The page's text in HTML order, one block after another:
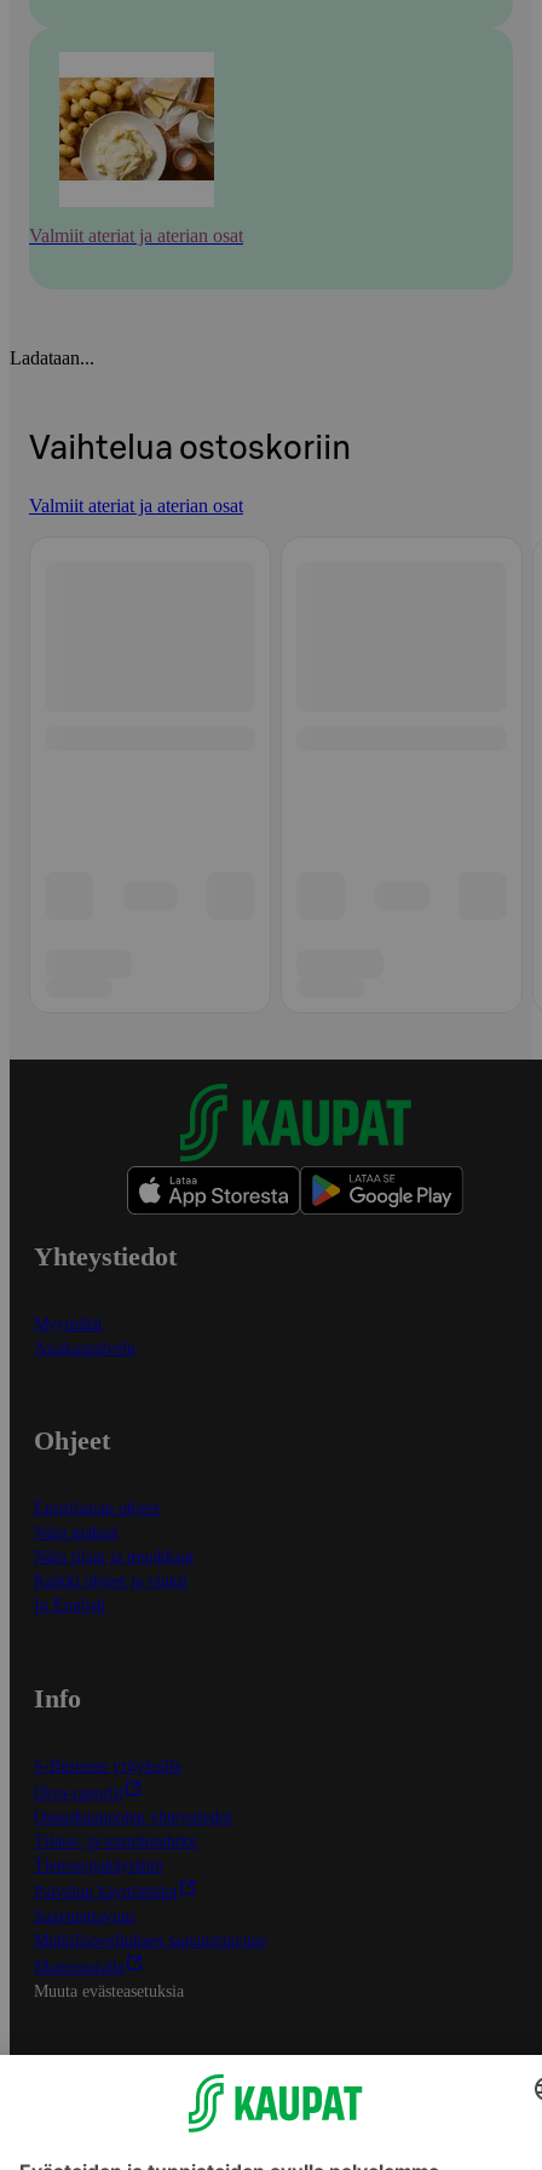
Valmiit ateriat ja aterian osat
Ladataan...
Vaihtelua ostoskoriin
Valmiit ateriat ja aterian osat
Yhteystiedot
Myymälät
Asiakaspalvelu
Ohjeet
Ensitilaajan ohjeet
Näin maksat
Näin tilaat ja muokkaat
Kaikki ohjeet ja vinkit
In English
Info
S-Business yrityksille
Oiva-raportit
Osuuskauppojen yhteystiedot
Tilaus- ja toimitusehdot
Tietosuojakäytäntö
Palvelun käyttöehdot
Saavutettavuus
Mobiilisovelluksen saavutettavuus
Mainostajalle
Muuta evästeasetuksia
S-ryhmän palvelut